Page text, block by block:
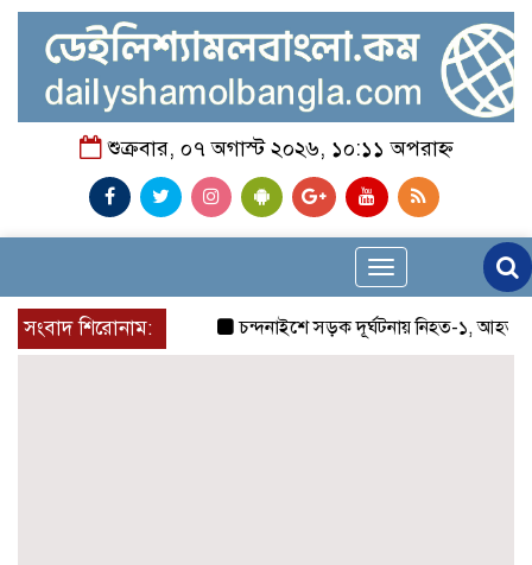
শুক্রবার, ০৭ অগাস্ট ২০২৬, ১০:১১ অপরাহ্ন
Toggle
navigation
সংবাদ শিরোনাম:
চন্দনাইশে সড়ক দূর্ঘটনায় নিহত-১, আহত-২